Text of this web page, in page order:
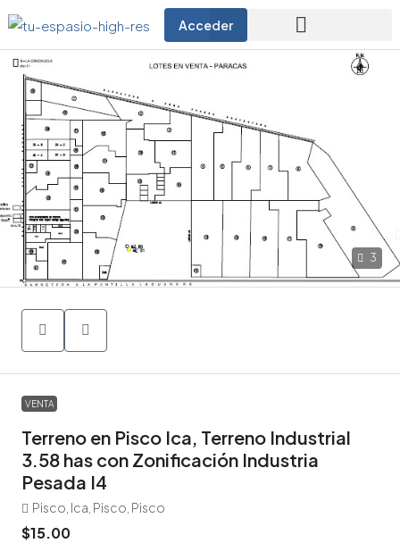
Acceder
3
VENTA
Terreno en Pisco Ica, Terreno Industrial
3.58 has con Zonificación Industria
Pesada I4
Pisco, Ica, Pisco, Pisco
$15.00